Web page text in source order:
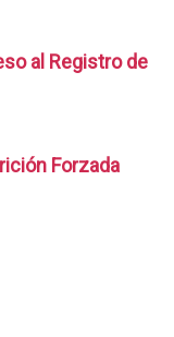
al Registro de
Forzada